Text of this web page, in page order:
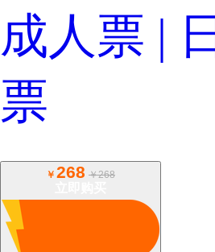
成人票 |
票
￥ 268 ￥268